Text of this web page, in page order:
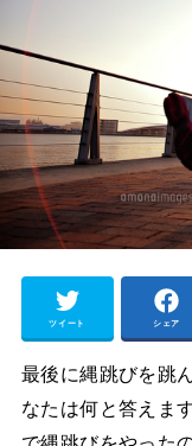
ツイート シェア
最後に縄跳びを跳
なたは何と答えま